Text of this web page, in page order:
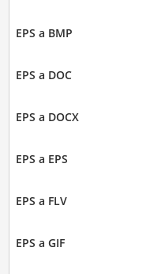
EPS a BMP
EPS a DOC
EPS a DOCX
EPS a EPS
EPS a FLV
EPS a GIF